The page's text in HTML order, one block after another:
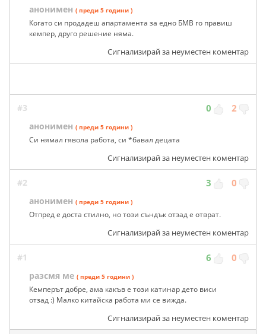
анонимен ( преди 5 години )
Когато си продадеш апартамента за едно БМВ го правиш
кемпер, друго решение няма.
Сигнализирай за неуместен коментар
#3 0 2
анонимен ( преди 5 години )
Си нямал гявола работа, си *бавал децата
Сигнализирай за неуместен коментар
#2 3 0
анонимен ( преди 5 години )
Отпред е доста стилно, но този съндък отзад е отврат.
Сигнализирай за неуместен коментар
#1 6 0
разсмя ме ( преди 5 години )
Кемперът добре, ама какъв е този катинар дето виси
отзад :) Малко китайска работа ми се вижда.
Сигнализирай за неуместен коментар